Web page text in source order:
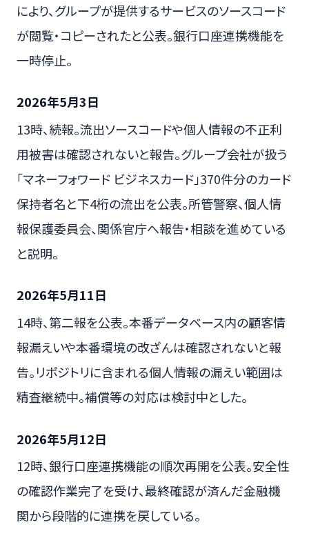
により、グループが提供するサービスのソースコード
が閲覧・コピーされたと公表。銀行口座連携機能を
一時停止。
2026年5月3日
13時、続報。流出ソースコードや個人情報の不正利
用被害は確認されないと報告。グループ会社が扱う
「マネーフォワード ビジネスカード」370件分のカード
保持者名と下4桁の流出を公表。所管警察、個人情
報保護委員会、関係官庁へ報告・相談を進めている
と説明。
2026年5月11日
14時、第二報を公表。本番データベース内の顧客情
報漏えいや本番環境の改ざんは確認されないと報
告。リポジトリに含まれる個人情報の漏えい範囲は
精査継続中。補償等の対応は検討中とした。
2026年5月12日
12時、銀行口座連携機能の順次再開を公表。安全性
の確認作業完了を受け、最終確認が済んだ金融機
関から段階的に連携を戻している。